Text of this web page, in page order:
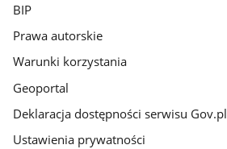
BIP
Prawa autorskie
Warunki korzystania
Geoportal
Deklaracja dostępności serwisu Gov.pl
Ustawienia prywatności